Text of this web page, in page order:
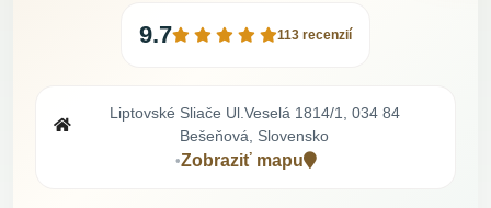
9.7 113 recenzií
Liptovské Sliače Ul.Veselá 1814/1, 034 84
Bešeňová, Slovensko
•Zobraziť mapu